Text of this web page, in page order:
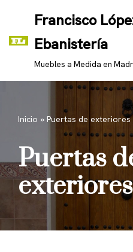
Saltar
al
contenido
Francisco
Ebanistería
Muebles a Medida en
Inicio » Puertas de exteriores
Puertas
exteriores